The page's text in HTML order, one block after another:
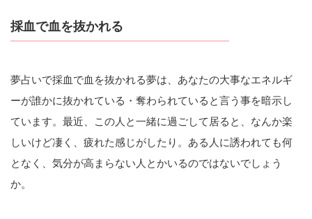
採血で血を抜かれる
夢占いで採血で血を抜かれる夢は、あなたの大事なエネルギ
ーが誰かに抜かれている・奪わられていると言う事を暗示し
ています。最近、この人と一緒に過ごして居ると、なんか楽
しいけど凄く、疲れた感じがしたり。ある人に誘われても何
となく、気分が高まらない人とかいるのではないでしょう
か。